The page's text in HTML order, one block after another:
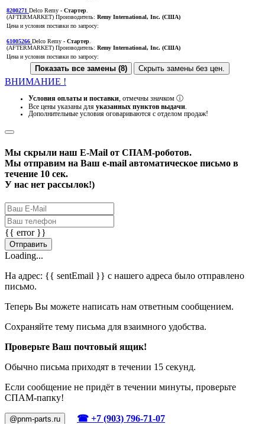
8200271 Delco Remy - Стартер.
(AFTERMARKET) Производитель: Remy International, Inc. (США)
Цена и условия поставки по запросу:
61005266 Delco Remy - Стартер.
(AFTERMARKET) Производитель: Remy International, Inc. (США)
Цена и условия поставки по запросу:
Показать все замены (8) Скрыть замены без цен.
ВНИМАНИЕ !
Условия оплаты и поставки , отмечны значком ⓘ
Все цены указаны для указанных пунктов выдачи
Дополнительные условия оговариваются с отделом продаж!
Мы скрыли наш E-Mail от СПАМ-роботов.
Мы отправим на Ваш e-mail автоматическое письмо в
течение 10 сек.
У нас нет рассылок!)
{{ error }}
Отправить
Loading...
На адрес: {{ sentEmail }} с нашего адреса было отправлено
письмо.
Теперь Вы можете написать нам ответным сообщением.
Сохраняйте тему письма для взаимного удобства.
Проверьте Ваш почтовый ящик!
Обычно письма приходят в течении 15 секунд.
Если сообщение не придёт в течении минуты, проверьте
СПАМ-папку!
@pnm-parts.ru
☎ +7 (903) 796-71-07